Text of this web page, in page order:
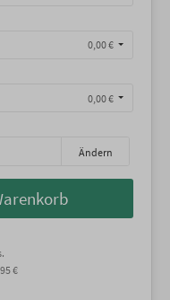
0,00 €
0,00 €
Ändern
€